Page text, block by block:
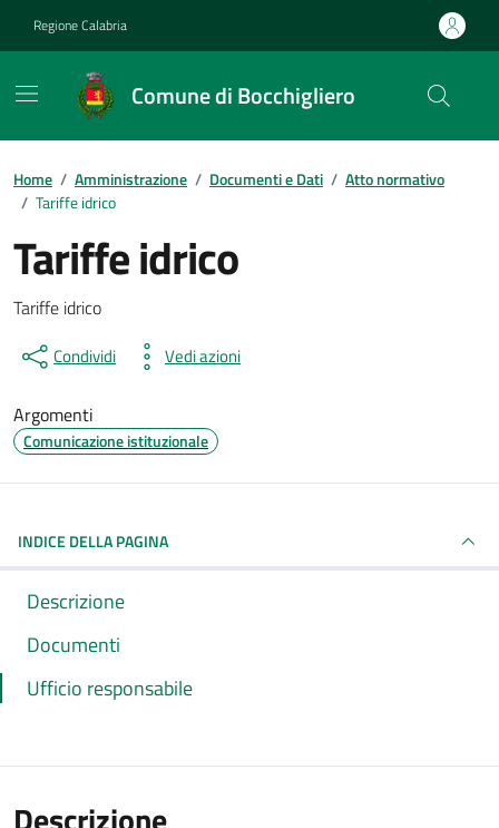
Regione Calabria
Comune di Bocchigliero
Home / Amministrazione / Documenti e Dati / Atto normativo
/ Tariffe idrico
Tariffe idrico
Dettagli del documento
Tariffe idrico
Condividi Vedi azioni
Argomenti
Comunicazione istituzionale
INDICE DELLA PAGINA
Descrizione
Documenti
Ufficio responsabile